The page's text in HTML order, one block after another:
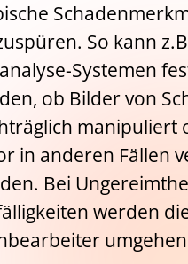
So kann
Systemen
ob Bilder von
manipuliert
in anderen Fällen
Bei
werden